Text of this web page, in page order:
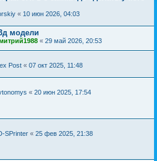
« 10 июн 2026, 04:03
модели
« 29 май 2026, 20:53
Post « 07 окт 2025, 11:48
« 20 июн 2025, 17:54
SPrinter « 25 фев 2025, 21:38